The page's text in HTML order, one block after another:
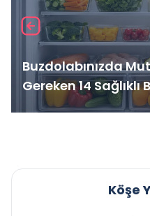
Buzdolabınızda
Gereken 14 Sağlıklı
Köşe